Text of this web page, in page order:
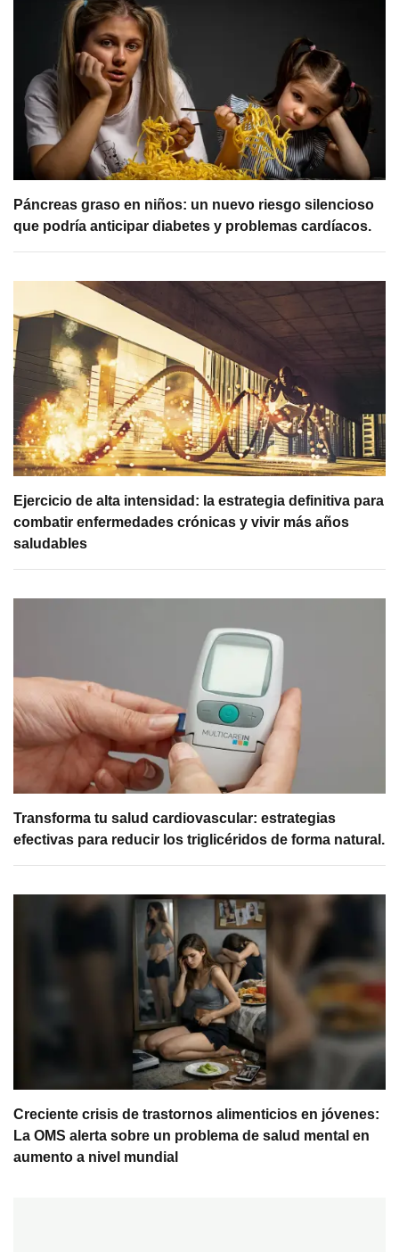
Páncreas graso en niños: un nuevo riesgo silencioso
que podría anticipar diabetes y problemas cardíacos.
Ejercicio de alta intensidad: la estrategia definitiva para
combatir enfermedades crónicas y vivir más años
saludables
Transforma tu salud cardiovascular: estrategias
efectivas para reducir los triglicéridos de forma natural.
Creciente crisis de trastornos alimenticios en jóvenes:
La OMS alerta sobre un problema de salud mental en
aumento a nivel mundial